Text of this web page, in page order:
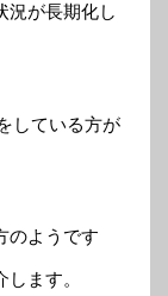
況が長期化し
している方が
のようです
ます。